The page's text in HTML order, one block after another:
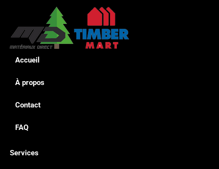
Accueil
À propos
Contact
FAQ
Services